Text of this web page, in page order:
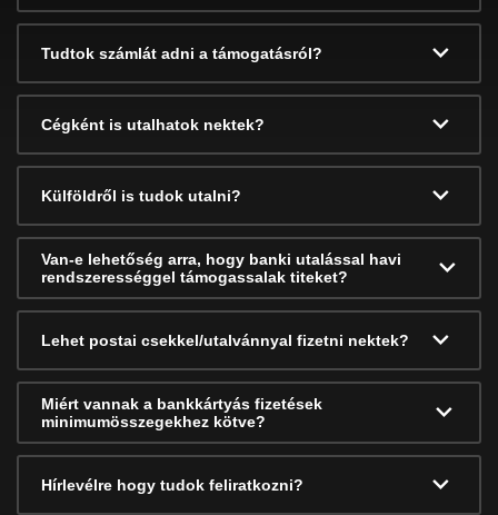
Tudtok számlát adni a támogatásról?
Cégként is utalhatok nektek?
Külföldről is tudok utalni?
Van-e lehetőség arra, hogy banki utalással havi
rendszerességgel támogassalak titeket?
Lehet postai csekkel/utalvánnyal fizetni nektek?
Miért vannak a bankkártyás fizetések
minimumösszegekhez kötve?
Hírlevélre hogy tudok feliratkozni?